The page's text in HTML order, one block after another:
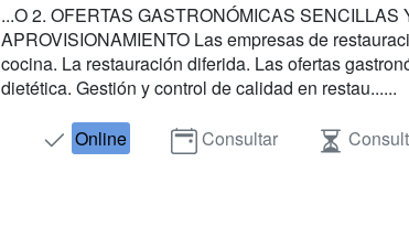
...O 2. OFERTAS GASTRONÓMICAS SENCILLAS
APROVISIONAMIENTO Las empresas de
cocina. La restauración diferida. Las ofertas
dietética. Gestión y control de calidad en restau......
Online
Consultar